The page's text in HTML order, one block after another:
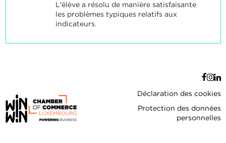
L'élève a résolu de manière satisfaisante
les problèmes typiques relatifs aux
indicateurs.
Déclaration des cookies
Protection des données
personnelles